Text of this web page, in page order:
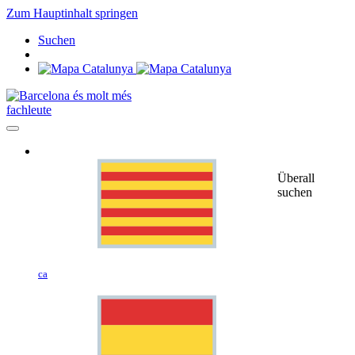
Zum Hauptinhalt springen
Suchen
fachleute
ca
Überall
suchen